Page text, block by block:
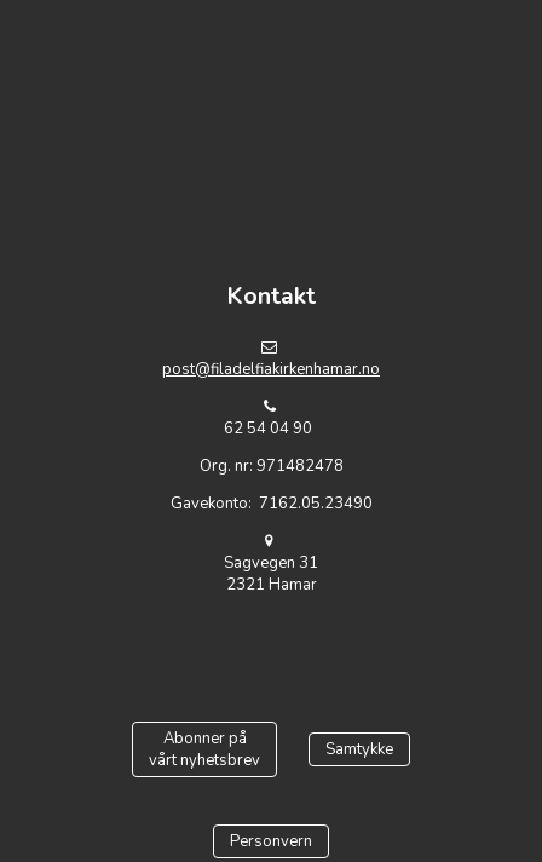
Kontakt
post@filadelfiakirkenhamar.no
62 54 04 90
Org. nr: 971482478
Gavekonto: 7162.05.23490
Sagvegen 31
2321 Hamar
Abonner på
vårt nyhetsbrev
Samtykke
Personvern